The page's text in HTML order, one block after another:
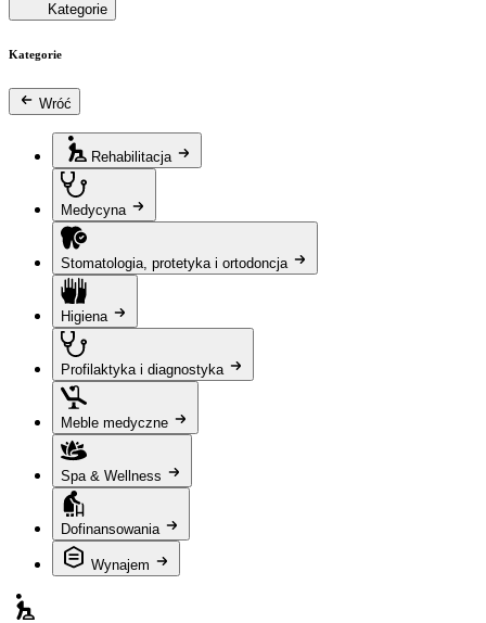
Kategorie
Kategorie
Wróć
Rehabilitacja
Medycyna
Stomatologia, protetyka i ortodoncja
Higiena
Profilaktyka i diagnostyka
Meble medyczne
Spa & Wellness
Dofinansowania
Wynajem